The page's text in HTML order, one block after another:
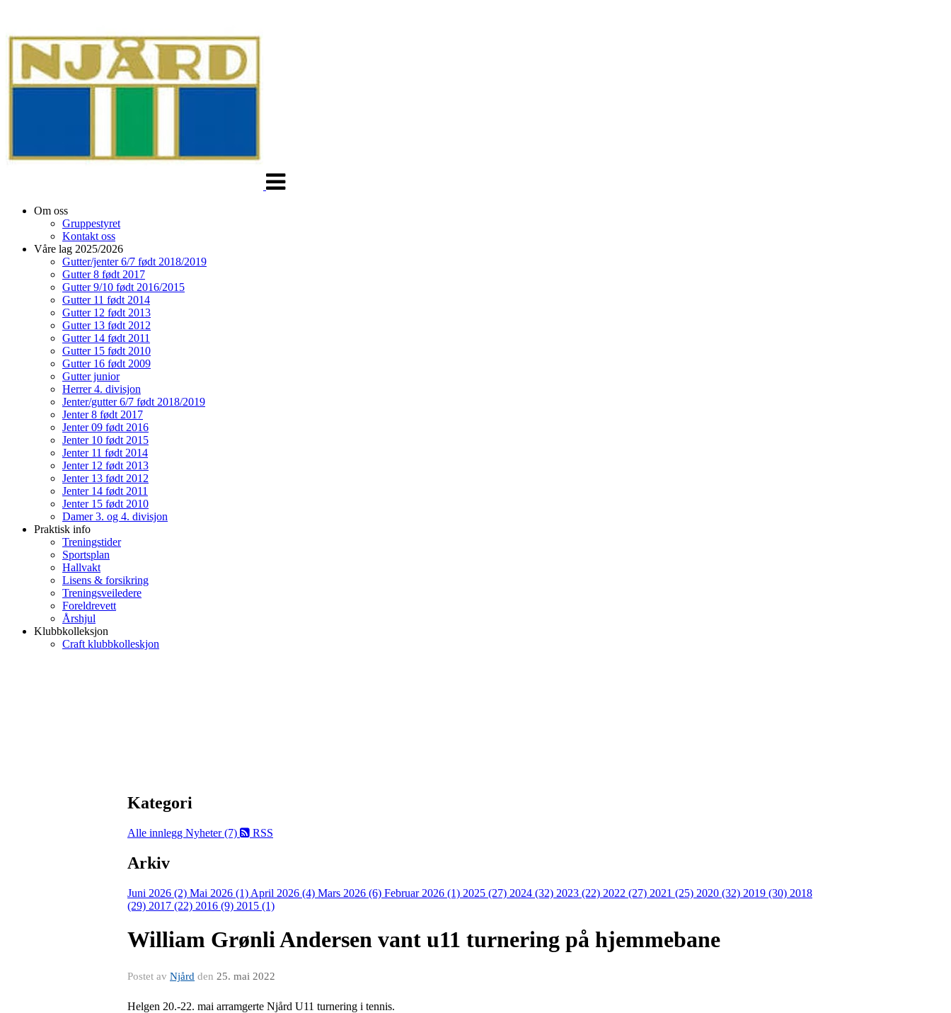
Om oss
Gruppestyret
Kontakt oss
Våre lag 2025/2026
Gutter/jenter 6/7 født 2018/2019
Gutter 8 født 2017
Gutter 9/10 født 2016/2015
Gutter 11 født 2014
Gutter 12 født 2013
Gutter 13 født 2012
Gutter 14 født 2011
Gutter 15 født 2010
Gutter 16 født 2009
Gutter junior
Herrer 4. divisjon
Jenter/gutter 6/7 født 2018/2019
Jenter 8 født 2017
Jenter 09 født 2016
Jenter 10 født 2015
Jenter 11 født 2014
Jenter 12 født 2013
Jenter 13 født 2012
Jenter 14 født 2011
Jenter 15 født 2010
Damer 3. og 4. divisjon
Praktisk info
Treningstider
Sportsplan
Hallvakt
Lisens & forsikring
Treningsveiledere
Foreldrevett
Årshjul
Klubbkolleksjon
Craft klubbkolleskjon
Kategori
Alle innlegg Nyheter (7) RSS
Arkiv
Juni 2026 (2) Mai 2026 (1) April 2026 (4) Mars 2026 (6) Februar 2026 (1) 2025 (27) 2024 (32) 2023 (22) 2022 (27) 2021 (25) 2020 (32) 2019 (30) 2018
(29) 2017 (22) 2016 (9) 2015 (1)
William Grønli Andersen vant u11 turnering på hjemmebane
Postet av Njård den 25. mai 2022
Helgen 20.-22. mai arramgerte Njård U11 turnering i tennis.